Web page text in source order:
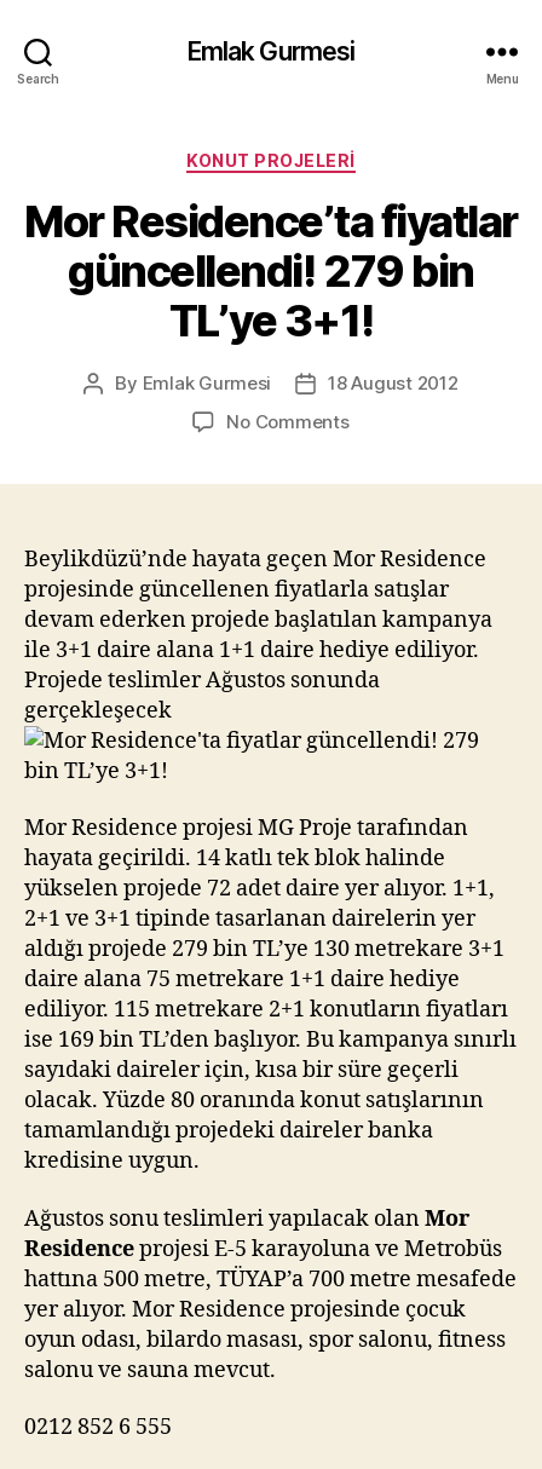
Search
Emlak Gurmesi
Menu
Categories
KONUT PROJELERI
Mor Residence’ta fiyatlar
güncellendi! 279 bin
TL’ye 3+1!
Post
By Emlak Gurmesi
Post18 August 2012
No Commentson
279
bin
TL’ye
3+1!
Beylikdüzü’nde hayata geçen Mor Residence
projesinde güncellenen fiyatlarla satışlar
devam ederken projede başlatılan kampanya
ile 3+1 daire alana 1+1 daire hediye ediliyor.
Projede teslimler Ağustos sonunda
gerçekleşecek
Mor Residence projesi MG Proje tarafından
hayata geçirildi. 14 katlı tek blok halinde
yükselen projede 72 adet daire yer alıyor. 1+1,
2+1 ve 3+1 tipinde tasarlanan dairelerin yer
aldığı projede 279 bin TL’ye 130 metrekare 3+1
daire alana 75 metrekare 1+1 daire hediye
ediliyor. 115 metrekare 2+1 konutların fiyatları
ise 169 bin TL’den başlıyor. Bu kampanya sınırlı
sayıdaki daireler için, kısa bir süre geçerli
olacak. Yüzde 80 oranında konut satışlarının
tamamlandığı projedeki daireler banka
kredisine uygun.
Ağustos sonu teslimleri yapılacak olanMor
Residenceprojesi E-5 karayoluna ve Metrobüs
hattına 500 metre, TÜYAP’a 700 metre mesafede
yer alıyor. Mor Residence projesinde çocuk
oyun odası, bilardo masası, spor salonu, fitness
salonu ve sauna mevcut.
0212 852 6 555